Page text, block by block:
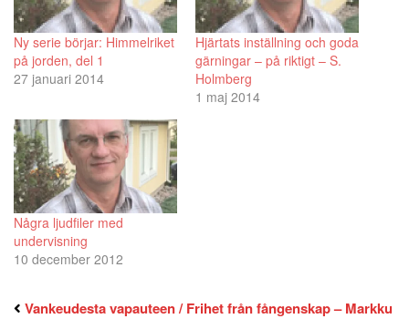
Ny serie börjar: Himmelriket
på jorden, del 1
27 januari 2014
Hjärtats inställning och goda
gärningar – på riktigt – S.
Holmberg
1 maj 2014
Några ljudfiler med
undervisning
10 december 2012
Vankeudesta vapauteen / Frihet från fångenskap – Markku